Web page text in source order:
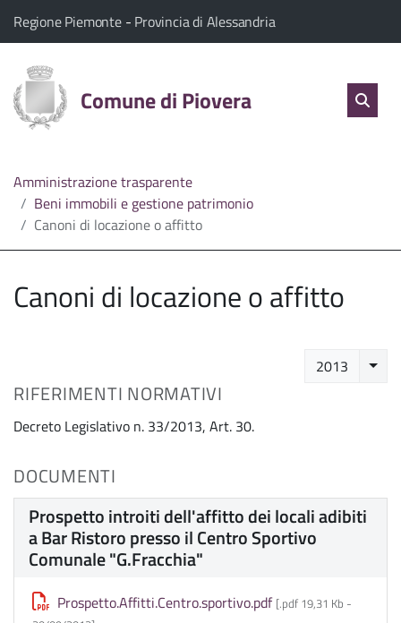
Home
Servizi
L'Amministrazione
Linea
diretta
Il comune di Piovera appartiene a:
Regione Piemonte (Apre il link in una nuova scheda)
- Provincia di Alessandria(Apre il link in una
Comune di Piovera salta
Amministrazione trasparente
Beni immobili e gestione patrimonio
Canoni di locazione o affitto
Canoni di locazione o affitto
2013
RIFERIMENTI NORMATIVI
Decreto Legislativo n. 33/2013, Art. 30.
DOCUMENTI
Prospetto introiti dell'affitto dei locali adibiti
a Bar Ristoro presso il Centro Sportivo
Comunale "G.Fracchia"
Prospetto.Affitti.Centro.sportivo.pdf [.pdf 19,31 Kb -